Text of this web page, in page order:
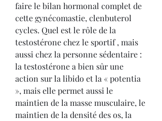
faire le bilan hormonal complet de
cette gynécomastie, clenbuterol
cycles. Quel est le rôle de la
testostérone chez le sportif , mais
aussi chez la personne sédentaire :
la testostérone a bien sûr une
action sur la libido et la « potentia
», mais elle permet aussi le
maintien de la masse musculaire, le
maintien de la densité des os, la